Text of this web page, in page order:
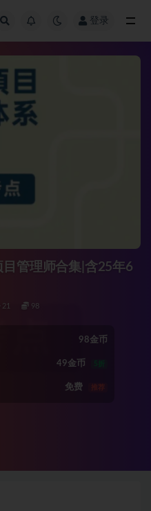
登录
管理师合集|含25年6
21 98
98金币
49金币 5折
免费 推荐